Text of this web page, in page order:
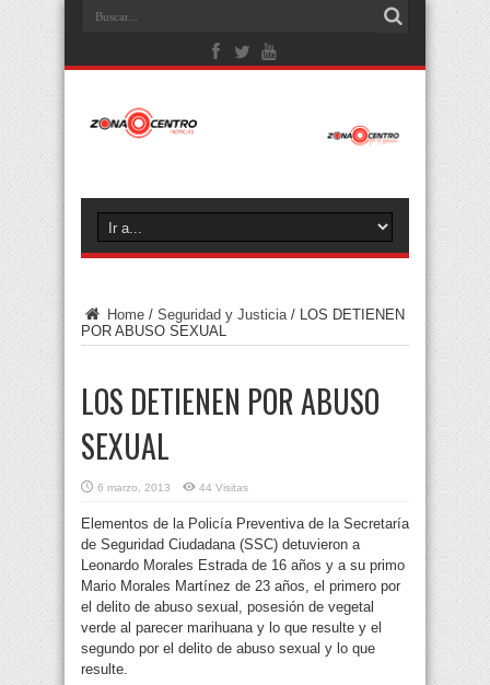
Home / Seguridad y Justicia / LOS DETIENEN
POR ABUSO SEXUAL
LOS DETIENEN POR ABUSO
SEXUAL
6 marzo, 2013 44 Visitas
Elementos de la Policía Preventiva de la Secretaría
de Seguridad Ciudadana (SSC) detuvieron a
Leonardo Morales Estrada de 16 años y a su primo
Mario Morales Martínez de 23 años, el primero por
el delito de abuso sexual, posesión de vegetal
verde al parecer marihuana y lo que resulte y el
segundo por el delito de abuso sexual y lo que
resulte.